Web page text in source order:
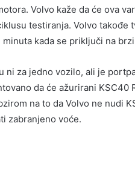
Volvo kaže da će ova
testiranja. Volvo takođe
kada se priključi na
za jedno vozilo, ali je
da će ažurirani KSC40
na to da Volvo ne nudi
zabranjeno voće.